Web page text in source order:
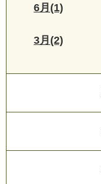
6月(1)
3月(2)